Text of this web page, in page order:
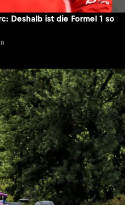
Deshalb ist die Formel 1 so